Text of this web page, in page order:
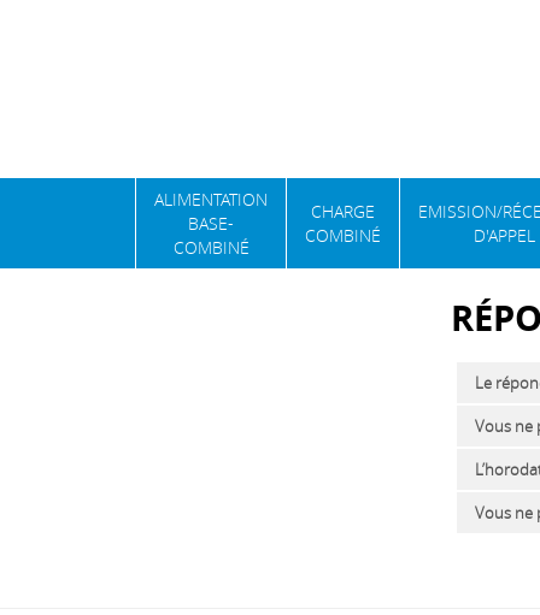
ALIMENTATION
BASE-
COMBINÉ
CHARGE
COMBINÉ
EMISSION/
D'APPEL
Le
Vous ne
Vous ne